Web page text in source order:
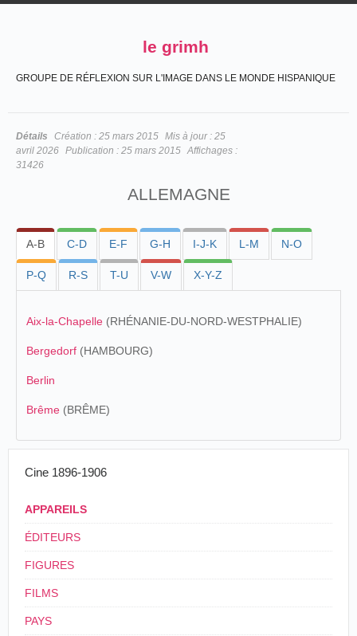
le grimh
GROUPE DE RÉFLEXION SUR L'IMAGE DANS LE MONDE HISPANIQUE
Détails Création : 25 mars 2015 Mis à jour : 25
avril 2026 Publication : 25 mars 2015 Affichages :
31426
ALLEMAGNE
A-B C-D E-F G-H I-J-K L-M N-O
P-Q R-S T-U V-W X-Y-Z
Aix-la-Chapelle (RHÉNANIE-DU-NORD-WESTPHALIE)
Bergedorf (HAMBOURG)
Berlin
Brême (BRÊME)
Cine 1896-1906
APPAREILS
ÉDITEURS
FIGURES
FILMS
PAYS